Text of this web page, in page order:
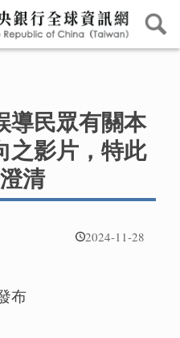
導民眾有關本
之影片，特此
清
2024-11-28
布